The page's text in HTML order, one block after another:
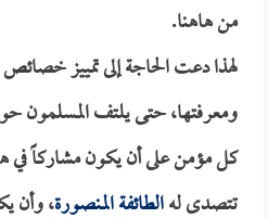
من هاهنا.
لهذا دعت الحاجة إلى تمييز
ومعرفتها، حتى يلتف المسلمون
كل مؤمن على أن يكون مشاركاً في
تتصدى لهالطائفة المنصورة، وأن